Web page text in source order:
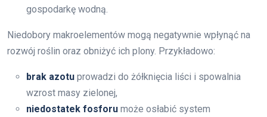
gospodarkę wodną.
Niedobory makroelementów mogą negatywnie wpłynąć na
rozwój roślin oraz obniżyć ich plony. Przykładowo:
brak azotu prowadzi do żółknięcia liści i spowalnia
wzrost masy zielonej,
niedostatek fosforu może osłabić system